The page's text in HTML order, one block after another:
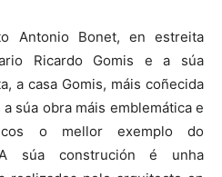
Antonio Bonet, en estreita
Ricardo Gomis e a súa
a casa Gomis, máis coñecida
súa obra máis emblemática e
o mellor exemplo do
A súa construción é unha